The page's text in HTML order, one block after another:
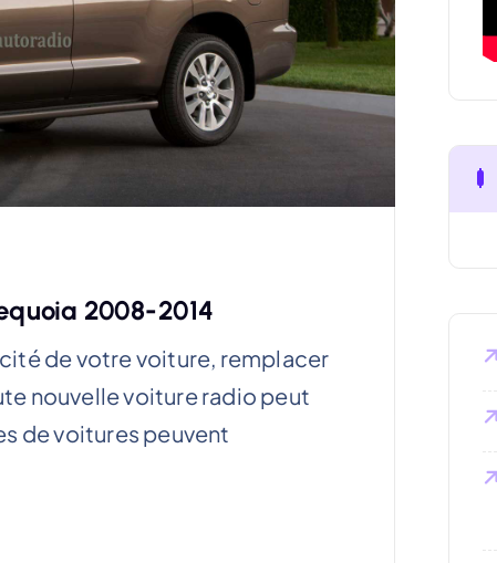
2008-2014
de votre voiture, remplacer
nouvelle voiture radio peut
de voitures peuvent
: